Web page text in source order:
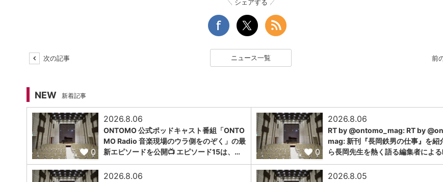
シェアする
次の記事 ニュース一覧 前
NEW 新着記事
0
2026.8.06
ONTOMO 公式ポッドキャスト番組「ONTO
MO Radio 音楽現場のウラ側をのぞく」の最
新エピソードを公開📺 エピソード15は、…
0
2026.8.06
RT by @ontomo_mag: RT by
mag: 新刊『長岡鉄男の仕事』を紹
ら長岡先生を熱く語る編集者によ
2026.8.06 2026.8.05